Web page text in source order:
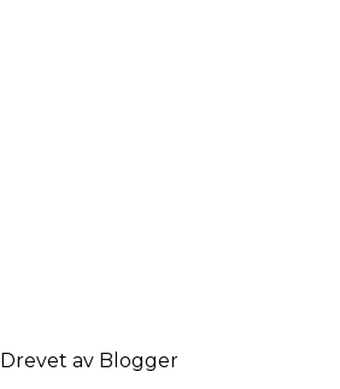
Drevet av Blogger